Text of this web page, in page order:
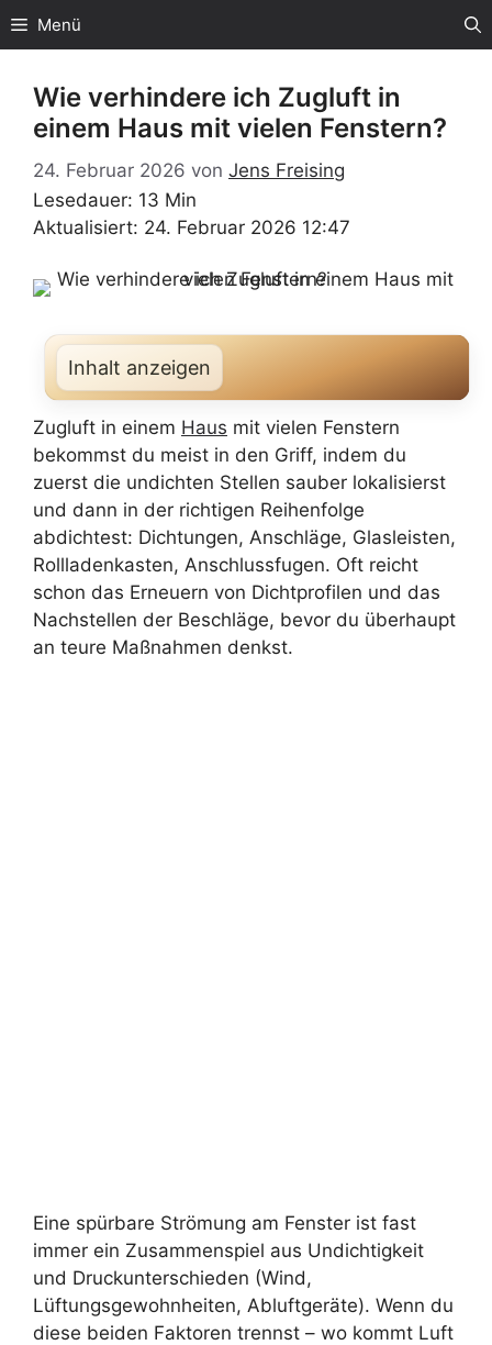
Menü
Wie verhindere ich Zugluft in
einem Haus mit vielen Fenstern?
24. Februar 2026 von Jens Freising
Lesedauer: 13 Min
Aktualisiert: 24. Februar 2026 12:47
Inhalt anzeigen
Zugluft in einem Haus mit vielen Fenstern
bekommst du meist in den Griff, indem du
zuerst die undichten Stellen sauber lokalisierst
und dann in der richtigen Reihenfolge
abdichtest: Dichtungen, Anschläge, Glasleisten,
Rollladenkasten, Anschlussfugen. Oft reicht
schon das Erneuern von Dichtprofilen und das
Nachstellen der Beschläge, bevor du überhaupt
an teure Maßnahmen denkst.
Eine spürbare Strömung am Fenster ist fast
immer ein Zusammenspiel aus Undichtigkeit
und Druckunterschieden (Wind,
Lüftungsgewohnheiten, Abluftgeräte). Wenn du
diese beiden Faktoren trennst – wo kommt Luft